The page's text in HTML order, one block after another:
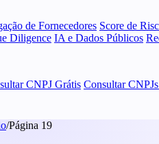
de Fornecedores Score de
Diligence IA e Dados Públicos
CNPJ Grátis Consultar
/Página 19